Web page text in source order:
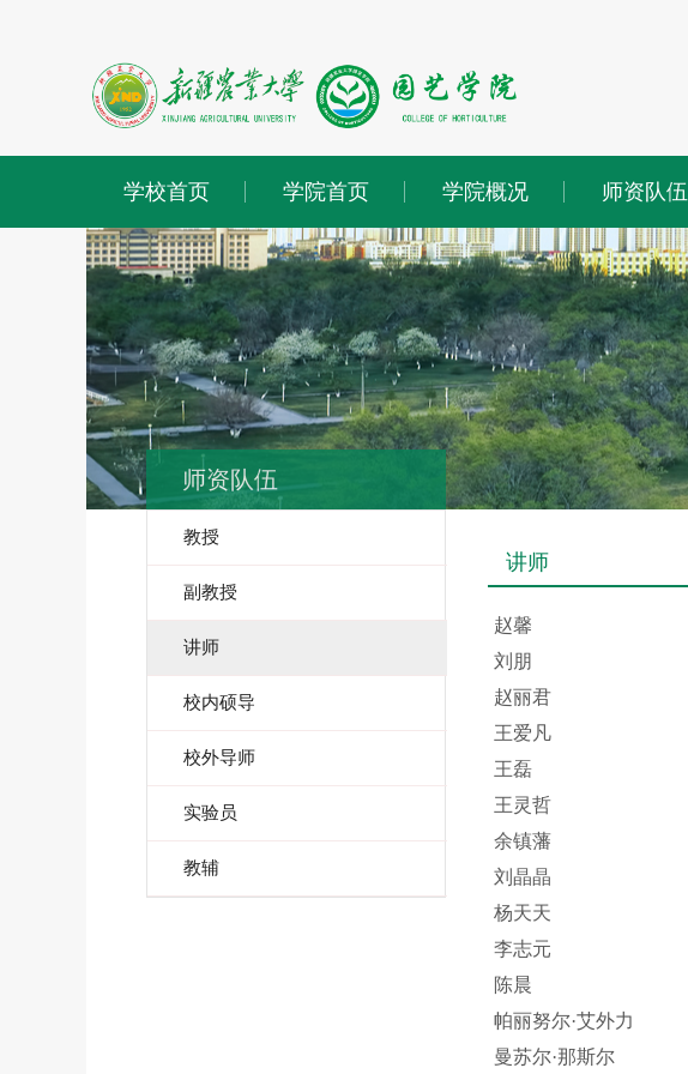
学校首页 学院首页 学院概况 师资队伍
师资队伍
教授
副教授
讲师
校内硕导
校外导师
实验员
教辅
讲师
赵馨
刘朋
赵丽君
王爱凡
王磊
王灵哲
余镇藩
刘晶晶
杨天天
李志元
陈晨
帕丽努尔·艾外力
曼苏尔·那斯尔